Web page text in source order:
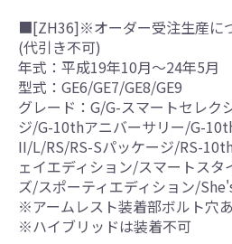
■[ZH36]※オーダー受注生産に
(代引き不可)
年式：平成19年10月～24年5月
型式：GE6/GE7/GE8/GE9
グレード：G/G-スマートセレク
ジ/G-10thアニバーサリー/G-
II/L/RS/RS-Sパッケージ/RS-
ェイエディション/スマートスタ
ズ/スポーティエディション/
※アームレスト装着部ボルト穴
※ハイブリッドは装着不可